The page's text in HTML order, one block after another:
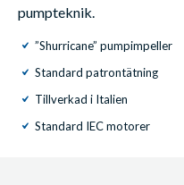
pumpteknik.
”Shurricane” pumpimpeller
Standard patrontätning
Tillverkad i Italien
Standard IEC motorer